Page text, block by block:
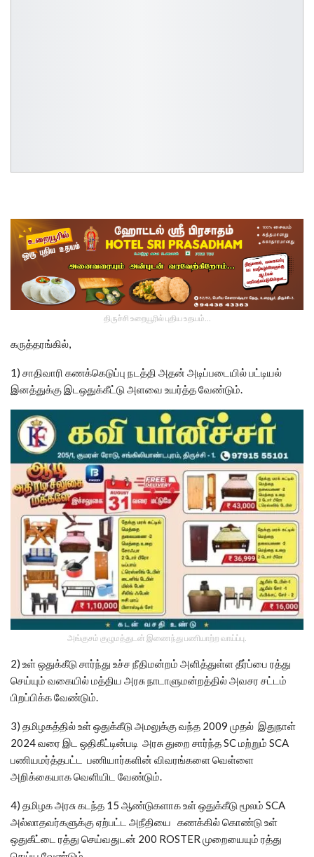
திருச்சி உறையூரில் புதிய உதயம்...
கருத்தரங்கில்,
1) சாதிவாரி கணக்கெடுப்பு நடத்தி அதன் அடிப்படையில் பட்டியல்
இனத்துக்கு இடஒதுக்கீட்டு அளவை உயர்த்த வேண்டும்.
அங்குசம் குழுமத்துடன் இணைந்து பணியாற்ற வாய்ப்பு.
2) உள் ஒதுக்கீடு சார்ந்து உச்ச நீதிமன்றம் அளித்துள்ள தீர்ப்பை ரத்து
செய்யும் வகையில் மத்திய அரசு நாடாளுமன்றத்தில் அவசர சட்டம்
பிறப்பிக்க வேண்டும்.
3) தமிழகத்தில் உள் ஒதுக்கீடு அமலுக்கு வந்த 2009 முதல் இதுநாள்
2024 வரை இட ஒதிகீட்டின்படி அரசு துறை சார்ந்த SC மற்றும் SCA
பணியமர்த்தபட்ட பணியார்களின் விவரங்களை வெள்ளை
அறிக்கையாக வெளியிட வேண்டும்.
4) தமிழக அரசு கடந்த 15 ஆண்டுகளாக உள் ஒதுக்கீடு மூலம் SCA
அல்லாதவர்களுக்கு ஏற்பட்ட அநீதியை கணக்கில் கொண்டு உள்
ஒதுகீட்டை ரத்து செய்வதுடன் 200 ROSTER முறையையும் ரத்து